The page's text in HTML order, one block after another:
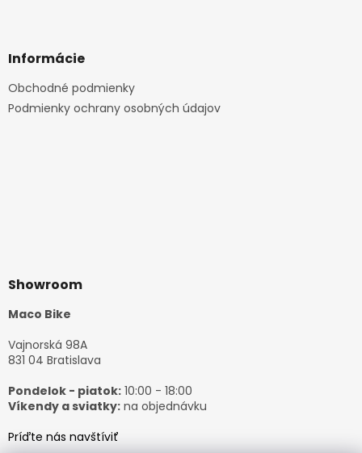
Informácie
Obchodné podmienky
Podmienky ochrany osobných údajov
Showroom
Maco Bike
Vajnorská 98A
831 04 Bratislava
Pondelok - piatok: 10:00 - 18:00
Víkendy a sviatky: na objednávku
Príďte nás navštíviť